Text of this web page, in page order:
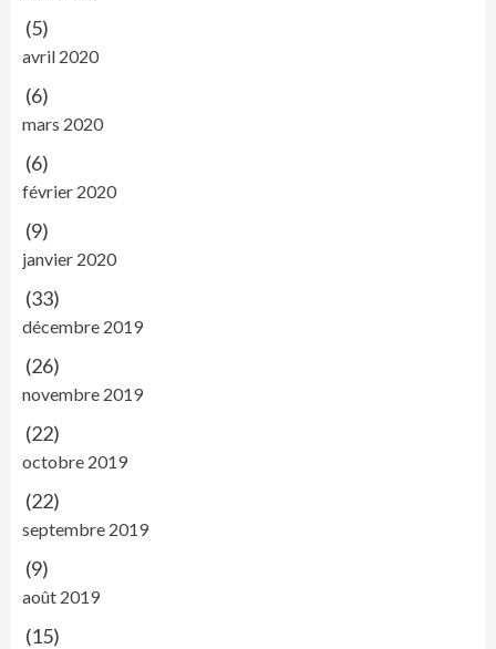
(5)
avril 2020
(6)
mars 2020
(6)
février 2020
(9)
janvier 2020
(33)
décembre 2019
(26)
novembre 2019
(22)
octobre 2019
(22)
septembre 2019
(9)
août 2019
(15)